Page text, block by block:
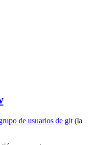
de usuarios de git (la